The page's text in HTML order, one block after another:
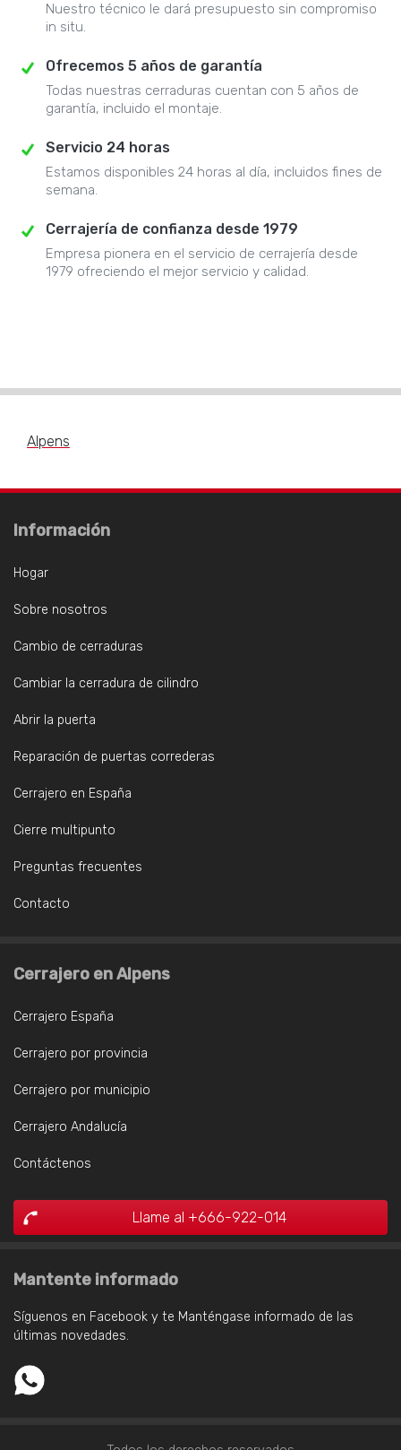
Nuestro técnico le dará presupuesto sin compromiso
in situ.
Ofrecemos 5 años de garantía
Todas nuestras cerraduras cuentan con 5 años de
garantía, incluido el montaje.
Servicio 24 horas
Estamos disponibles 24 horas al día, incluidos fines de
semana.
Cerrajería de confianza desde 1979
Empresa pionera en el servicio de cerrajería desde
1979 ofreciendo el mejor servicio y calidad.
Alpens
Información
Hogar
Sobre nosotros
Cambio de cerraduras
Cambiar la cerradura de cilindro
Abrir la puerta
Reparación de puertas correderas
Cerrajero en España
Cierre multipunto
Preguntas frecuentes
Contacto
Cerrajero en Alpens
Cerrajero España
Cerrajero por provincia
Cerrajero por municipio
Cerrajero Andalucía
Contáctenos
Llame al +666-922-014
Mantente informado
Síguenos en Facebook y te Manténgase informado de las
últimas novedades.